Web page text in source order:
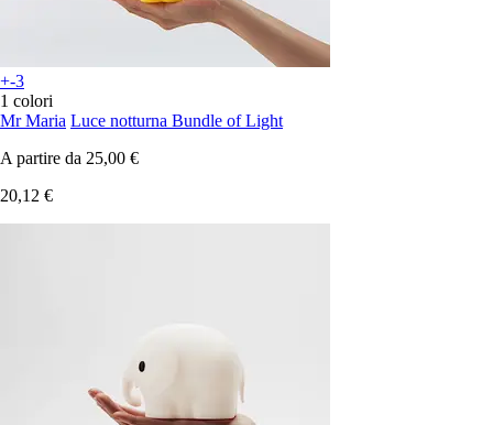
+-3
1 colori
Mr Maria Luce notturna Bundle of Light
A partire da 25,00 €
20,12 €